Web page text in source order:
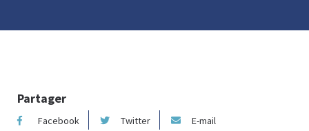
Partager
Facebook Twitter E-mail